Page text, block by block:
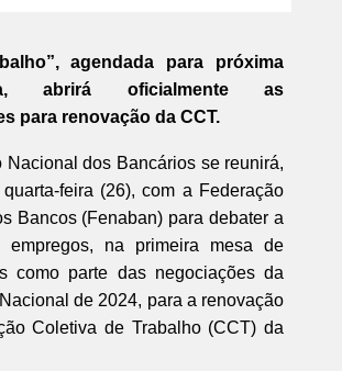
agendada para próxima
abrirá oficialmente as
para renovação da CCT.
Nacional dos Bancários se reunirá,
feira (26), com a Federação
Bancos (Fenaban) para debater a
empregos, na primeira mesa de
como parte das negociações da
de 2024, para a renovação
Coletiva de Trabalho (CCT) da